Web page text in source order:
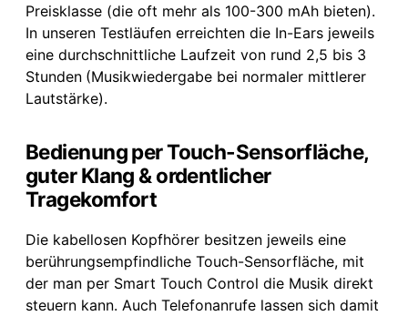
Preisklasse (die oft mehr als 100-300 mAh bieten).
In unseren Testläufen erreichten die In-Ears jeweils
eine durchschnittliche Laufzeit von rund 2,5 bis 3
Stunden (Musikwiedergabe bei normaler mittlerer
Lautstärke).
Bedienung per Touch-Sensorfläche,
guter Klang & ordentlicher
Tragekomfort
Die kabellosen Kopfhörer besitzen jeweils eine
berührungsempfindliche Touch-Sensorfläche, mit
der man per Smart Touch Control die Musik direkt
steuern kann. Auch Telefonanrufe lassen sich damit